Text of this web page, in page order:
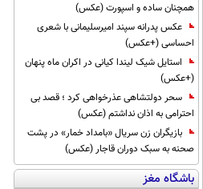
همچنان ساده و اسپورت (عکس)
عکس پدرانه سپند امیرسلیمانی با شعری
احساسی (+عکس)
استایل شیک لیندا کیانی در اکران ماه پنهان
(+عکس)
سحر دولتشاهی عذرخواهی کرد ؛ قصد بی
احترامی به اذان نداشتم (عکس)
بازیگران زن سریال «بامداد خمار» در پشت
صحنه به سبک دوران قاجار (عکس)
باشگاه مغز